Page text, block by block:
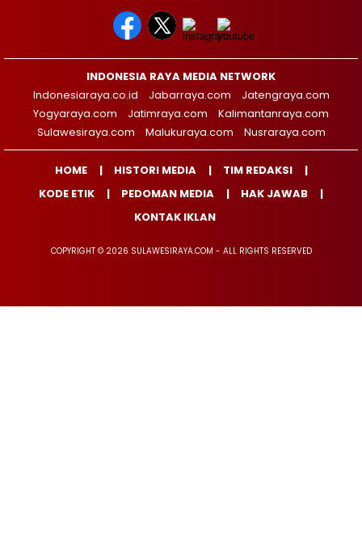
INDONESIA RAYA MEDIA NETWORK
Indonesiaraya.co.id
Jabarraya.com
Jatengraya.com
Yogyaraya.com
Jatimraya.com
Kalimantanraya.com
Sulawesiraya.com
Malukuraya.com Nusraraya.com
HOME HISTORI MEDIA
TIM REDAKSI
KODE ETIK
PEDOMAN MEDIA
HAK JAWAB
KONTAK IKLAN
COPYRIGHT © 2026 SULAWESIRAYA.COM - ALL RIGHTS RESERVED